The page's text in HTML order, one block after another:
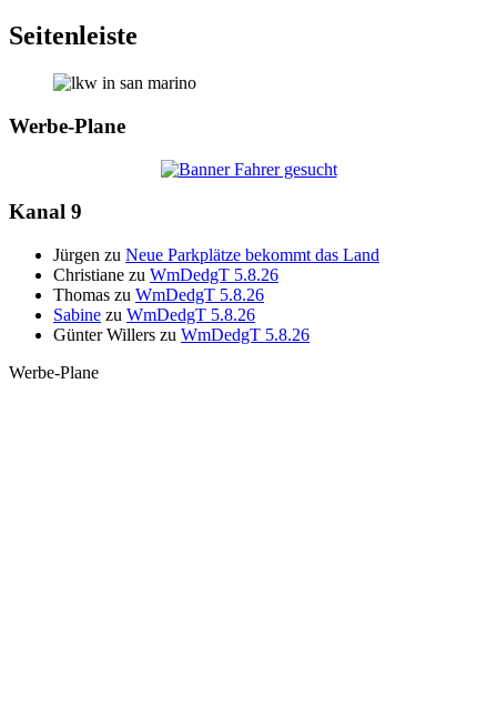
Seitenleiste
Werbe-Plane
Kanal 9
Jürgen zu Neue Parkplätze bekommt das Land
Christiane zu WmDedgT 5.8.26
Thomas zu WmDedgT 5.8.26
Sabine zu WmDedgT 5.8.26
Günter Willers zu WmDedgT 5.8.26
Werbe-Plane